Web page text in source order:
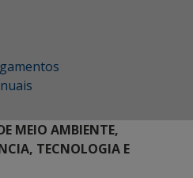
MEIO AMBIENTE,
TECNOLOGIA E